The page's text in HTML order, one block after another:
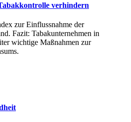
verhindern
zur Einflussnahme der
Fazit: Tabakunternehmen in
wichtige Maßnahmen zur